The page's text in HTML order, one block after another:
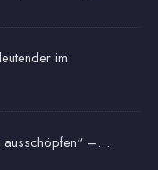
im
ausschöpfen“ –…